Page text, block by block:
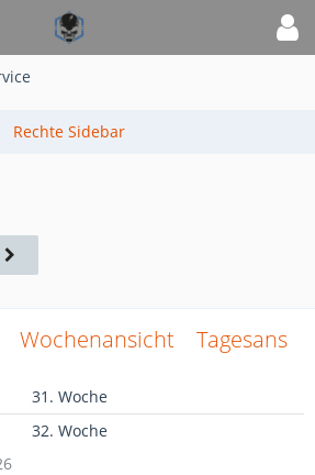
Wochenansicht
31. Woche
32. Woche